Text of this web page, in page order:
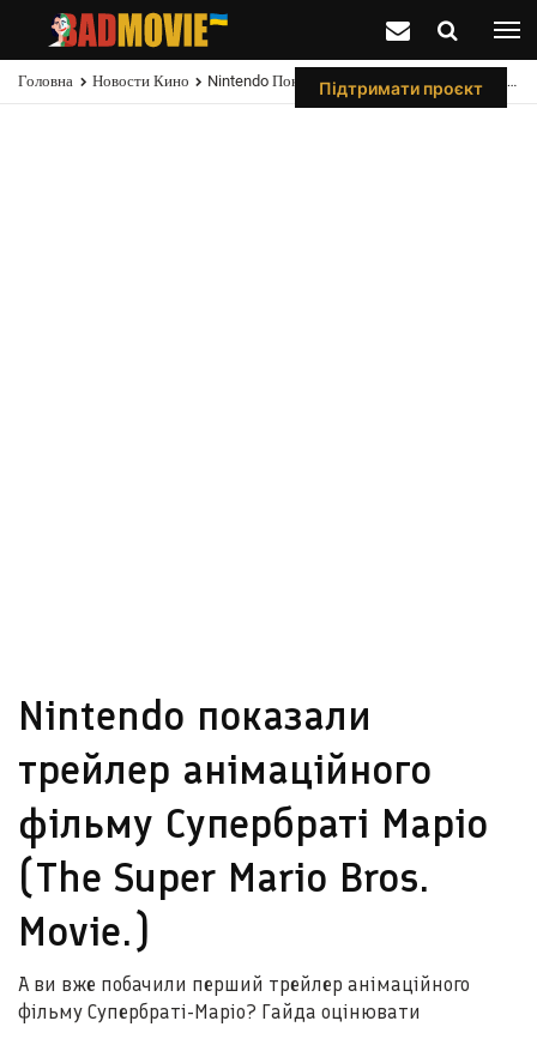
Підтримати проєкт
Головна Новости Кино Nintendo Показали Трейлер Анімаційного Фільму Супербраті Маріо (The Super Mario Bros. Movie.)
Nintendo показали
трейлер анімаційного
фільму Супербраті Маріо
(The Super Mario Bros.
Movie.)
А ви вже побачили перший трейлер анімаційного
фільму Супербраті-Маріо? Гайда оцінювати